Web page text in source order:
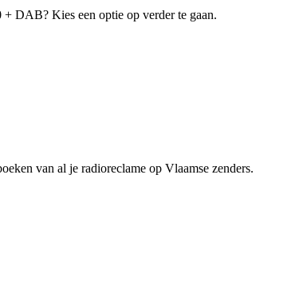
DAB? Kies een optie op verder te gaan.
van al je radioreclame op Vlaamse zenders.